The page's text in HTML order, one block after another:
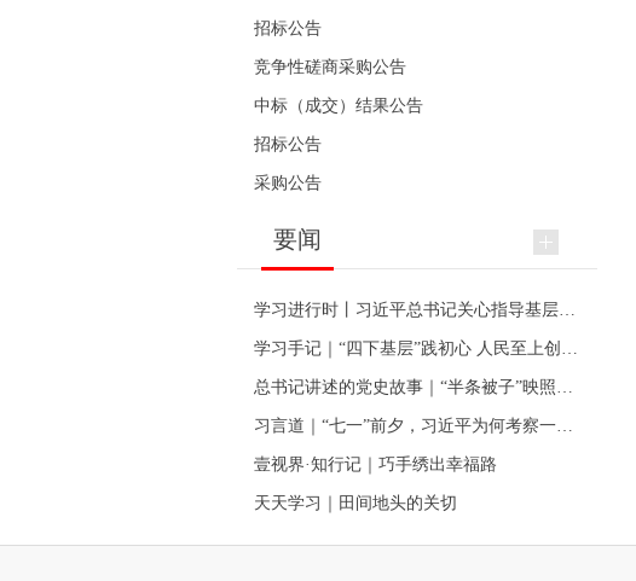
招标公告
竞争性磋商采购公告
中标（成交）结果公告
招标公告
采购公告
要闻
壹视界·知行记｜巧手绣出幸福路
天天学习｜田间地头的关切